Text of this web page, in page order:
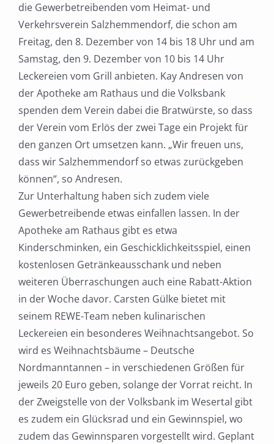
die Gewerbetreibenden vom Heimat- und
Verkehrsverein Salzhemmendorf, die schon am
Freitag, den 8. Dezember von 14 bis 18 Uhr und am
Samstag, den 9. Dezember von 10 bis 14 Uhr
Leckereien vom Grill anbieten. Kay Andresen von
der Apotheke am Rathaus und die Volksbank
spenden dem Verein dabei die Bratwürste, so dass
der Verein vom Erlös der zwei Tage ein Projekt für
den ganzen Ort umsetzen kann. „Wir freuen uns,
dass wir Salzhemmendorf so etwas zurückgeben
können“, so Andresen.
Zur Unterhaltung haben sich zudem viele
Gewerbetreibende etwas einfallen lassen. In der
Apotheke am Rathaus gibt es etwa
Kinderschminken, ein Geschicklichkeitsspiel, einen
kostenlosen Getränkeausschank und neben
weiteren Überraschungen auch eine Rabatt-Aktion
in der Woche davor. Carsten Gülke bietet mit
seinem REWE-Team neben kulinarischen
Leckereien ein besonderes Weihnachtsangebot. So
wird es Weihnachtsbäume – Deutsche
Nordmanntannen – in verschiedenen Größen für
jeweils 20 Euro geben, solange der Vorrat reicht. In
der Zweigstelle von der Volksbank im Wesertal gibt
es zudem ein Glücksrad und ein Gewinnspiel, wo
zudem das Gewinnsparen vorgestellt wird. Geplant